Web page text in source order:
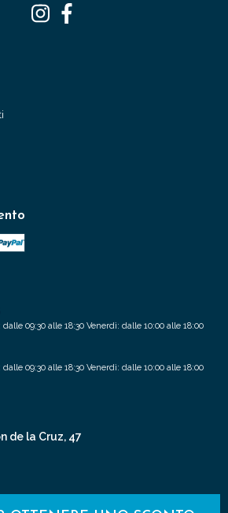
09:30 alle 18:30 Venerdì: dalle 10:00 alle 18:00
09:30 alle 18:30 Venerdì: dalle 10:00 alle 18:00
de la Cruz, 47